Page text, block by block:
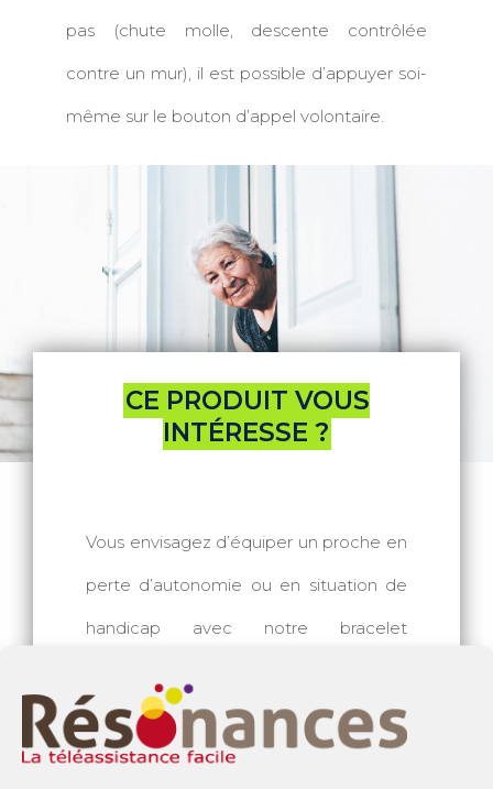
pas (chute molle, descente contrôlée
contre un mur), il est possible d’appuyer soi-
même sur le bouton d’appel volontaire.
CE PRODUIT VOUS
INTÉRESSE ?
Vous envisagez d’équiper un proche en
perte d’autonomie ou en situation de
handicap avec notre bracelet
DEMANDEZ VOTRE